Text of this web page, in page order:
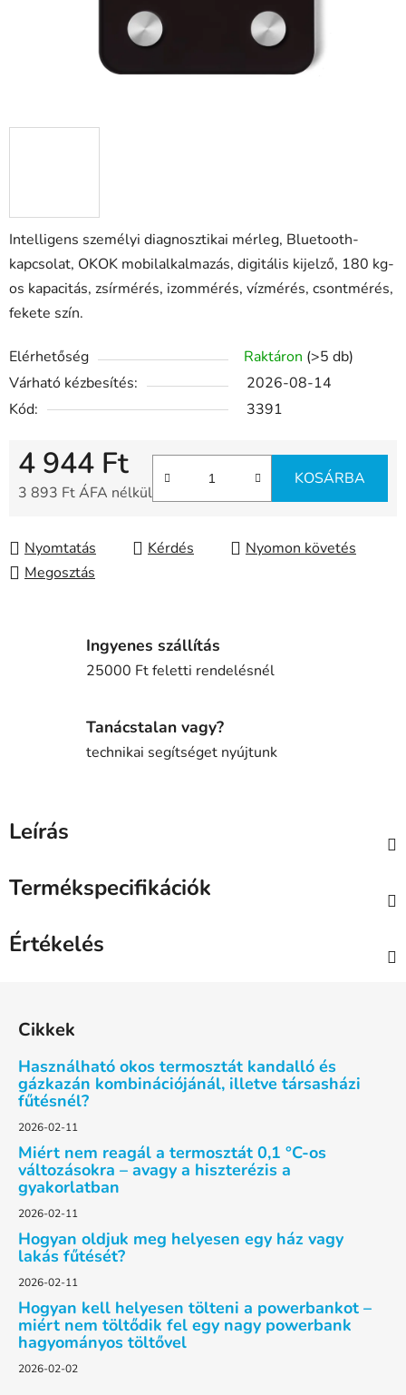
Intelligens személyi diagnosztikai mérleg, Bluetooth-
kapcsolat, OKOK mobilalkalmazás, digitális kijelző, 180 kg-
os kapacitás, zsírmérés, izommérés, vízmérés, csontmérés,
fekete szín.
Elérhetőség Raktáron (>5 db)
Várható kézbesítés:
2026-08-14
Kód:
3391
4 944 Ft
3 893 Ft ÁFA nélkül
KOSÁRBA
Nyomtatás Kérdés
Nyomon követés
Megosztás
Ingyenes szállítás
25000 Ft feletti rendelésnél
Tanácstalan vagy?
technikai segítséget nyújtunk
Leírás
Termékspecifikációk
Értékelés
Cikkek
Használható okos termosztát kandalló és
gázkazán kombinációjánál, illetve társasházi
fűtésnél?
2026-02-11
Miért nem reagál a termosztát 0,1 °C-os
változásokra – avagy a hiszterézis a
gyakorlatban
2026-02-11
Hogyan oldjuk meg helyesen egy ház vagy
lakás fűtését?
2026-02-11
Hogyan kell helyesen tölteni a powerbankot –
miért nem töltődik fel egy nagy powerbank
hagyományos töltővel
2026-02-02